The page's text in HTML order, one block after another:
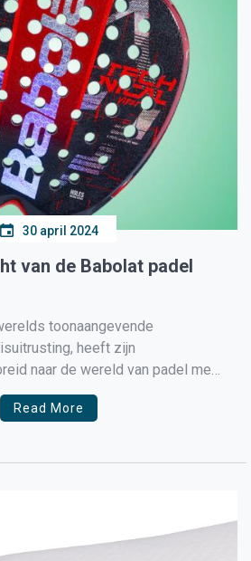
30 april 2024
van de Babolat padel
toonaangevende
heeft zijn
naar de wereld van padel met
padelrackets. Deze rackets
technologieën met
Read More